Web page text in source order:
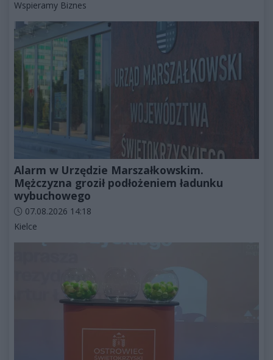
Kategorie artykułu:
Wspieramy Biznes
Alarm w Urzędzie Marszałkowskim.
Mężczyzna groził podłożeniem ładunku
wybuchowego
Data dodania artykułu:
07.08.2026 14:18
Kategorie artykułu:
Kielce